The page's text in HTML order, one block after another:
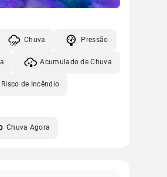
Chuva Pressão
Acumulado de Chuva
Risco de Incêndio
Chuva Agora